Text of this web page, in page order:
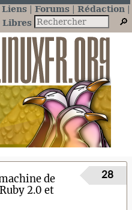
Liens Forums
Rédaction
Libres
de
2.0 et
28